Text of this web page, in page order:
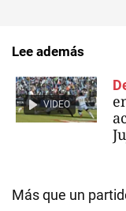
Lee además
VIDEO
Más que un